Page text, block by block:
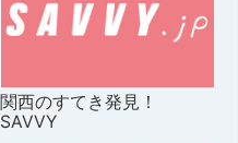
関西のすてき発見！
SAVVY